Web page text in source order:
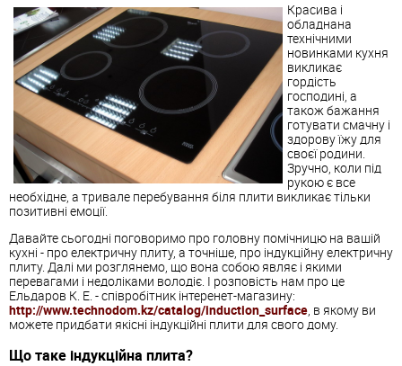
Красива і
обладнана
технічними
новинками кухня
викликає
гордість
господині, а
також бажання
готувати смачну і
здорову їжу для
своєї родини.
Зручно, коли під
рукою є все
необхідне, а тривале перебування біля плити викликає тільки
позитивні емоції.
Давайте сьогодні поговоримо про головну помічницю на вашій
кухні - про електричну плиту, а точніше, про індукційну електричну
плиту. Далі ми розглянемо, що вона собою являє і якими
перевагами і недоліками володіє. І розповість нам про це
Ельдаров К. Е. - співробітник інтеренет-магазину:
http://www.technodom.kz/catalog/induction_surface, в якому ви
можете придбати якісні індукційні плити для свого дому.
Що таке індукційна плита?